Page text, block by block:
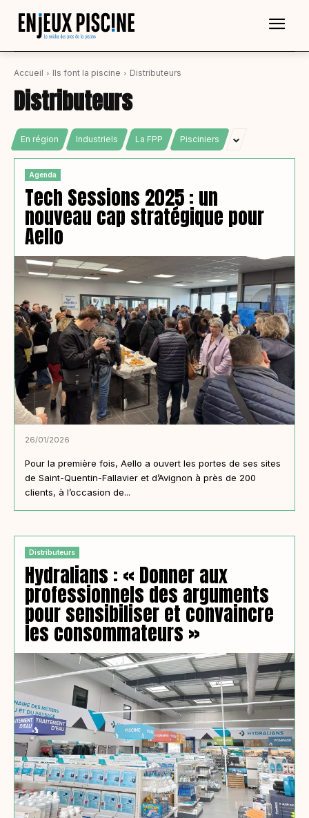
Accueil Ils font la piscine Distributeurs
Distributeurs
En région Industriels La FPP Pisciniers
Agenda
Tech Sessions 2025 : un
nouveau cap stratégique pour
Aello
26/01/2026
Pour la première fois, Aello a ouvert les portes de ses sites
de Saint-Quentin-Fallavier et d’Avignon à près de 200
clients, à l’occasion de...
Distributeurs
Hydralians : « Donner aux
professionnels des arguments
pour sensibiliser et convaincre
les consommateurs »